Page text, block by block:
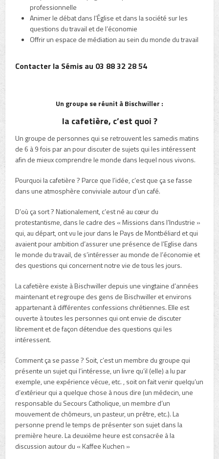
professionnelle
Animer le débat dans l’Église et dans la société sur les
questions du travail et de l’économie
Offrir un espace de médiation au sein du monde du travail
Contacter la Sémis au 03 88 32 28 54
Un groupe se réunit à Bischwiller :
la cafetière, c’est quoi ?
Un groupe de personnes qui se retrouvent les samedis matins
de 6 à 9 fois par an pour discuter de sujets qui les intéressent
afin de mieux comprendre le monde dans lequel nous vivons.
Pourquoi la cafetière ? Parce que l’idée, c’est que ça se fasse
dans une atmosphère conviviale autour d’un café.
D’où ça sort ? Nationalement, c’est né au cœur du
protestantisme, dans le cadre des « Missions dans l’Industrie »
qui, au départ, ont vu le jour dans le Pays de Montbéliard et qui
avaient pour ambition d’assurer une présence de l’Eglise dans
le monde du travail, de s’intéresser au monde de l’économie et
des questions qui concernent notre vie de tous les jours.
La cafetière existe à Bischwiller depuis une vingtaine d’années
maintenant et regroupe des gens de Bischwiller et environs
appartenant à différentes confessions chrétiennes. Elle est
ouverte à toutes les personnes qui ont envie de discuter
librement et de façon détendue des questions qui les
intéressent.
Comment ça se passe ? Soit, c’est un membre du groupe qui
présente un sujet qui l’intéresse, un livre qu’il (elle) a lu par
exemple, une expérience vécue, etc. , soit on fait venir quelqu’un
d’extérieur qui a quelque chose à nous dire (un médecin, une
responsable du Secours Catholique, un membre d’un
mouvement de chômeurs, un pasteur, un prêtre, etc.). La
personne prend le temps de présenter son sujet dans la
première heure. La deuxième heure est consacrée à la
discussion autour du « Kaffee Kuchen »